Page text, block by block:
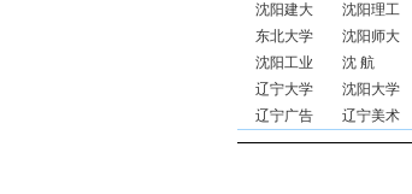
沈阳建大
沈阳理工
东北大学
沈阳师大
沈阳工业
沈 航
辽宁大学
沈阳大学
辽宁广告
辽宁美术